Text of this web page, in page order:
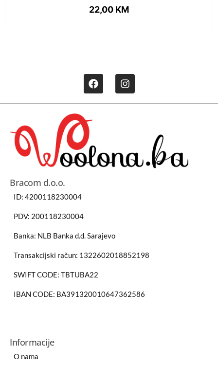
22,00 KM
Bracom d.o.o.
ID: 4200118230004
PDV: 200118230004
Banka: NLB Banka d.d. Sarajevo
Transakcijski račun: 1322602018852198
SWIFT CODE: TBTUBA22
IBAN CODE: BA391320010647362586
Informacije
O nama